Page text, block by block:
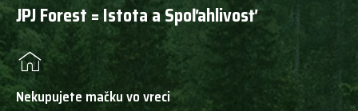
JPJ Forest = Istota a Spoľahlivosť
Nekupujete mačku vo vreci